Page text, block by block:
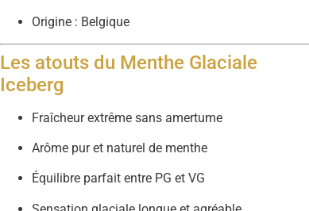
Origine : Belgique
Les atouts du Menthe Glaciale
Iceberg
Fraîcheur extrême sans amertume
Arôme pur et naturel de menthe
Équilibre parfait entre PG et VG